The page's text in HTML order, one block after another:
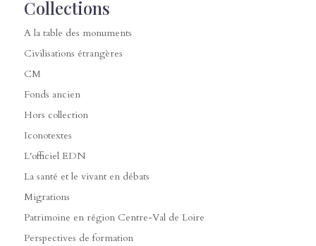
Collections
A la table des monuments
Civilisations étrangères
CM
Fonds ancien
Hors collection
Iconotextes
L'officiel EDN
La santé et le vivant en débats
Migrations
Patrimoine en région Centre-Val de Loire
Perspectives de formation